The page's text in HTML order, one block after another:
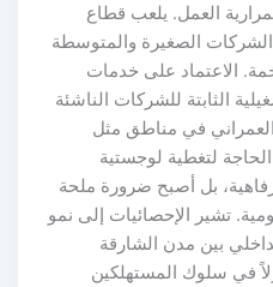
العمل. يلعب قطاع
الصغيرة والمتوسطة
الاعتماد على خدمات
الثابتة للشركات الناشئة
في مناطق مثل
الحاجة لتغطية لوجستية
بل أصبح ضرورة ملحة
تشير الإحصائيات إلى نمو
بين مدن الشارقة
في سلوك المستهلكين